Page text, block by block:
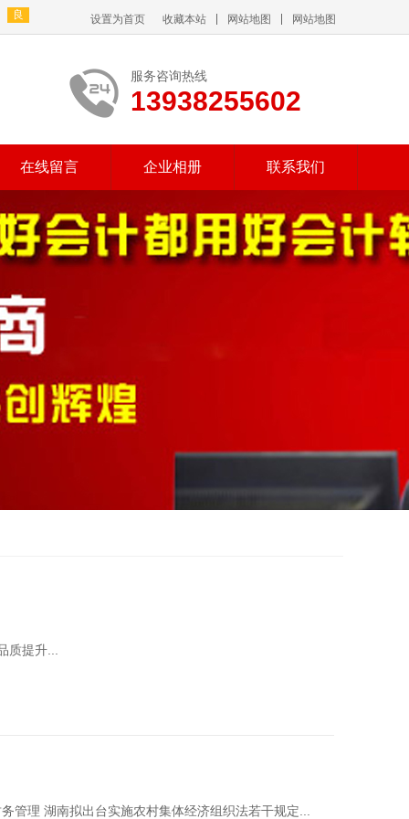
设置为首页 收藏本站 网站地图 网站地图
服务咨询热线
13938255602
在线留言 企业相册 联系我们
质提升...
管理 湖南拟出台实施农村集体经济组织法若干规定...